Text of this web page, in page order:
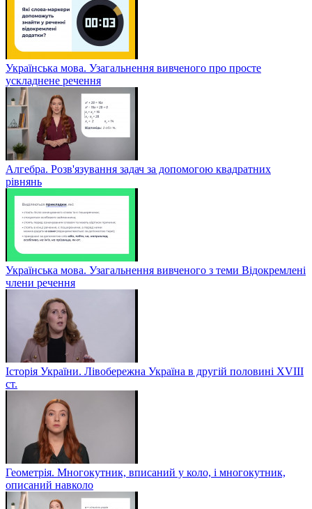
Українська мова. Узагальнення вивченого про просте
ускладнене речення
Алгебра. Розв'язування задач за допомогою квадратних
рівнянь
Українська мова. Узагальнення вивченого з теми Відокремлені
члени речення
Історія України. Лівобережна Україна в другій половині ХVIIІ
ст.
Геометрія. Многокутник, вписаний у коло, і многокутник,
описаний навколо